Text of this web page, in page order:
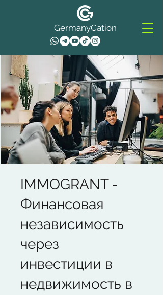
GermanyCation
IMMOGRANT -
Финансовая
независимость
через
инвестиции в
недвижимость в